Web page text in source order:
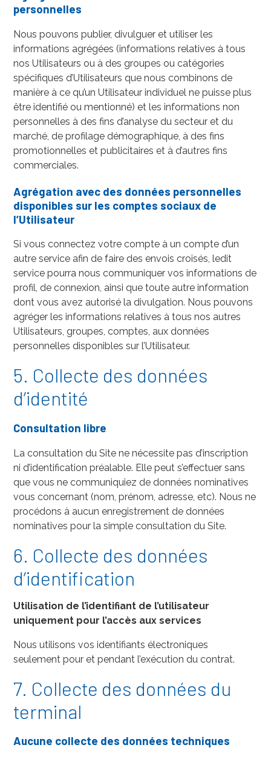
personnelles
Nous pouvons publier, divulguer et utiliser les
informations agrégées (informations relatives à tous
nos Utilisateurs ou à des groupes ou catégories
spécifiques d’Utilisateurs que nous combinons de
manière à ce qu’un Utilisateur individuel ne puisse plus
être identifié ou mentionné) et les informations non
personnelles à des fins d’analyse du secteur et du
marché, de profilage démographique, à des fins
promotionnelles et publicitaires et à d’autres fins
commerciales.
Agrégation avec des données personnelles
disponibles sur les comptes sociaux de
l’Utilisateur
Si vous connectez votre compte à un compte d’un
autre service afin de faire des envois croisés, ledit
service pourra nous communiquer vos informations de
profil, de connexion, ainsi que toute autre information
dont vous avez autorisé la divulgation. Nous pouvons
agréger les informations relatives à tous nos autres
Utilisateurs, groupes, comptes, aux données
personnelles disponibles sur l’Utilisateur.
5. Collecte des données
d’identité
Consultation libre
La consultation du Site ne nécessite pas d’inscription
ni d’identification préalable. Elle peut s’effectuer sans
que vous ne communiquiez de données nominatives
vous concernant (nom, prénom, adresse, etc). Nous ne
procédons à aucun enregistrement de données
nominatives pour la simple consultation du Site.
6. Collecte des données
d’identification
Utilisation de l’identifiant de l’utilisateur
uniquement pour l’accès aux services
Nous utilisons vos identifiants électroniques
seulement pour et pendant l’exécution du contrat.
7. Collecte des données du
terminal
Aucune collecte des données techniques